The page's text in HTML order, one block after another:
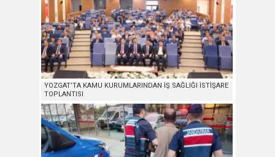
YOZGAT’TA KAMU KURUMLARINDAN İŞ SAĞLIĞI İSTİŞARE
TOPLANTISI